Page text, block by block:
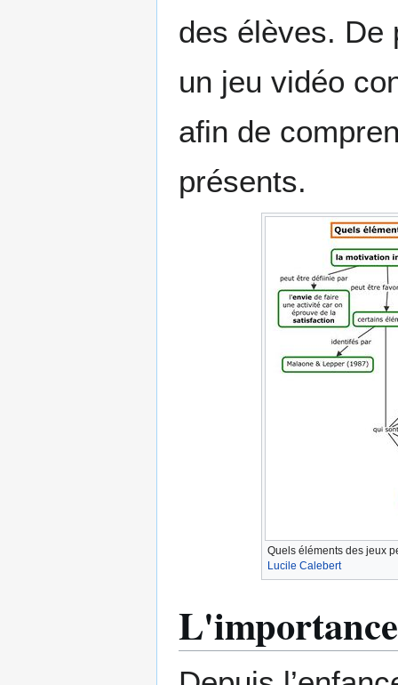
des élèves.
un jeu vidéo
afin de
présents.
Quels éléments des jeux
Lucile Calebert